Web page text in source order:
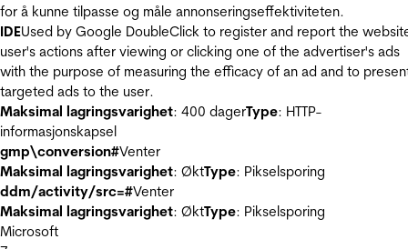
for å kunne tilpasse og måle annonseringseffektiviteten.
IDEUsed by Google DoubleClick to register and report the
user's actions after viewing or clicking one of the advertiser's ads
with the purpose of measuring the efficacy of an ad and to
targeted ads to the user.
Maksimal lagringsvarighet: 400 dagerType: HTTP-
informasjonskapsel
gmp\conversion#Venter
Maksimal lagringsvarighet: ØktType: Pikselsporing
ddm/activity/src=#Venter
Maksimal lagringsvarighet: ØktType: Pikselsporing
Microsoft